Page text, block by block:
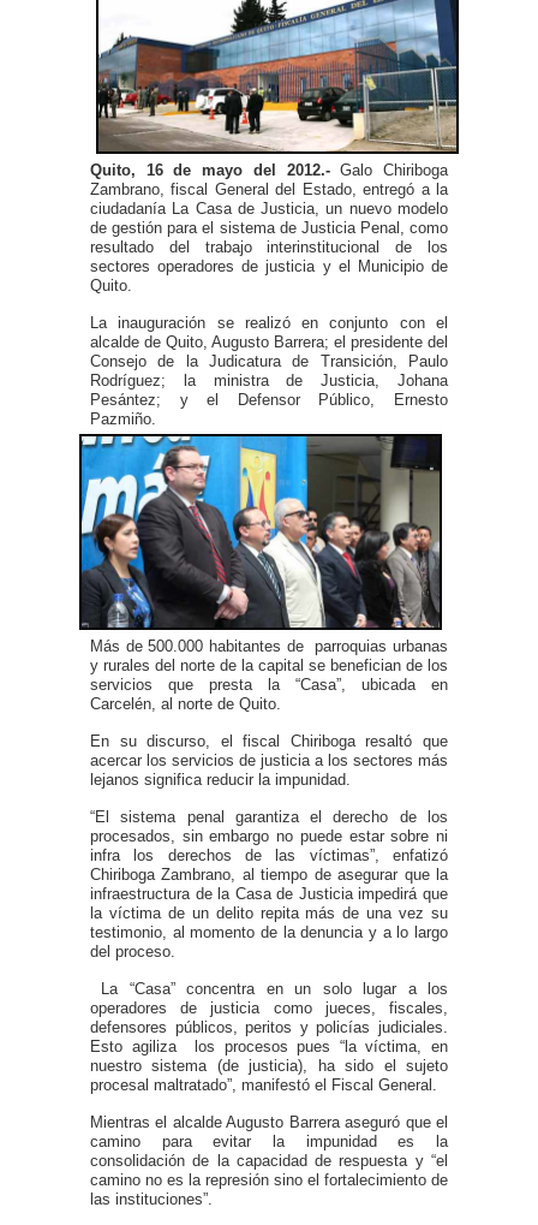
Quito, 16 de mayo del 2012.-Galo Chiriboga
Zambrano, fiscal General del Estado, entregó a la
ciudadanía La Casa de Justicia, un nuevo modelo
de gestión para el sistema de Justicia Penal, como
resultado del trabajo interinstitucional de los
sectores operadores de justicia y el Municipio de
Quito.
La inauguración se realizó en conjunto con el
alcalde de Quito, Augusto Barrera; el presidente del
Consejo de la Judicatura de Transición, Paulo
Rodríguez; la ministra de Justicia, Johana
Pesántez; y el Defensor Público, Ernesto
Pazmiño.
Más de 500.000 habitantes de parroquias urbanas
y rurales del norte de la capital se benefician de los
servicios que presta la “Casa”, ubicada en
Carcelén, al norte de Quito.
En su discurso, el fiscal Chiriboga resaltó que
acercar los servicios de justicia a los sectores más
lejanos significa reducir la impunidad.
“El sistema penal garantiza el derecho de los
procesados, sin embargo no puede estar sobre ni
infra los derechos de las víctimas”, enfatizó
Chiriboga Zambrano, al tiempo de asegurar que la
infraestructura de la Casa de Justicia impedirá que
la víctima de un delito repita más de una vez su
testimonio, al momento de la denuncia y a lo largo
del proceso.
La “Casa” concentra en un solo lugar a los
operadores de justicia como jueces, fiscales,
defensores públicos, peritos y policías judiciales.
Esto agiliza los procesos pues “la víctima, en
nuestro sistema (de justicia), ha sido el sujeto
procesal maltratado”, manifestó el Fiscal General.
Mientras el alcalde Augusto Barrera aseguró que el
camino para evitar la impunidad es la
consolidación de la capacidad de respuesta y “el
camino no es la represión sino el fortalecimiento de
las instituciones”.